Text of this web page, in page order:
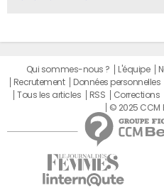
Qui sommes-nous ? L'équipe
Recrutement
Données personnelles
Tous les articles
RSS Corrections
© 2025 CCM